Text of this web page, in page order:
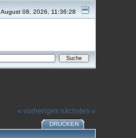
August 08, 2026, 11:36:28
« vorheriges nächstes »
DRUCKEN